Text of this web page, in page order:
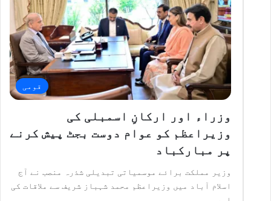
قومی
وزراء اور ارکانِ اسمبلی کی
وزیراعظم کو عوام دوست بجٹ پیش کرنے
پر مبارکباد
وزیر مملکت برائے موسمیاتی تبدیلی شذرہ منصب نے آج
اسلام آباد میں وزیراعظم محمد شہباز شریف سے ملاقات کی